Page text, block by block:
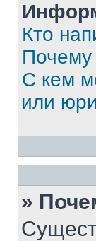
Кто
Почему
С кем
или
»